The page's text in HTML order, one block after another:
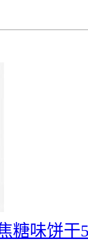
糖味饼干